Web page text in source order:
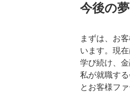
今後の
まずは、お
います。現
学び続け、
私が就職す
とお客様フ